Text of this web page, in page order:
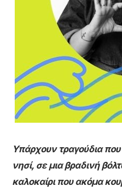
Υπάρχουν τραγούδια
νησί, σε μια βραδινή
καλοκαίρι που ακόμα